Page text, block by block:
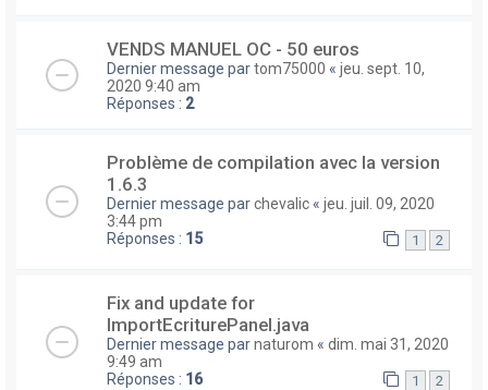
VENDS MANUEL OC - 50 euros
Dernier message partom75000 « jeu. sept. 10,
2020 9:40 am
Réponses : 2
Problème de compilation avec la version
1.6.3
Dernier message parchevalic « jeu. juil. 09, 2020
3:44 pm
Réponses : 15 1 2
Fix and update for
ImportEcriturePanel.java
Dernier message parnaturom « dim. mai 31, 2020
9:49 am
Réponses : 16 1 2